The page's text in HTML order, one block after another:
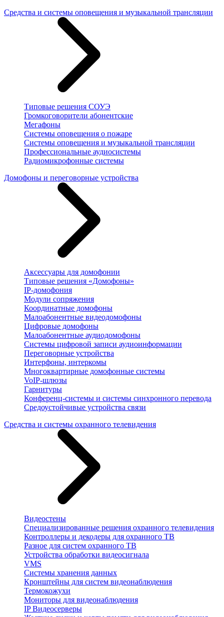
Средства и системы оповещения и музыкальной трансляции
Типовые решения СОУЭ
Громкоговорители абонентские
Мегафоны
Системы оповещения о пожаре
Системы оповещения и музыкальной трансляции
Профессиональные аудиосистемы
Радиомикрофонные системы
Домофоны и переговорные устройства
Аксессуары для домофонии
Типовые решения «Домофоны»
IP-домофония
Модули сопряжения
Координатные домофоны
Малоабонентные видеодомофоны
Цифровые домофоны
Малоабонентные аудиодомофоны
Системы цифровой записи аудиоинформации
Переговорные устройства
Интерфоны, интеркомы
Многоквартирные домофонные системы
VoIP-шлюзы
Гарнитуры
Конференц-системы и системы синхронного перевода
Средоустойчивые устройства связи
Средства и системы охранного телевидения
Видеостены
Специализированные решения охранного телевидения
Контроллеры и декодеры для охранного ТВ
Разное для систем охранного ТВ
Устройства обработки видеосигнала
VMS
Системы хранения данных
Кронштейны для систем видеонаблюдения
Термокожухи
Мониторы для видеонаблюдения
IP Видеосерверы